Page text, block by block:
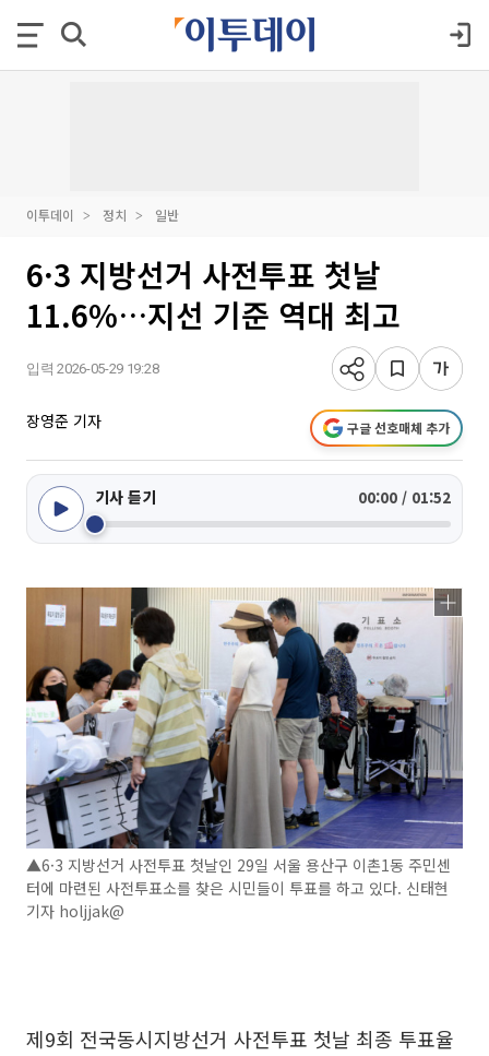
이투데이 정치 일반
6·3 지방선거 사전투표 첫날
11.6%…지선 기준 역대 최고
입력 2026-05-29 19:28
장영준 기자 구글 선호매체 추가
기사 듣기 00:00 / 01:52
▲6·3 지방선거 사전투표 첫날인 29일 서울 용산구 이촌1동 주민센
터에 마련된 사전투표소를 찾은 시민들이 투표를 하고 있다. 신태현
기자 holjjak@
제9회 전국동시지방선거 사전투표 첫날 최종 투표율